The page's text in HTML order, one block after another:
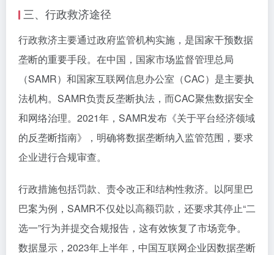
三、行政救济途径
行政救济主要通过政府监管机构实施，是国家干预数据
垄断的重要手段。在中国，国家市场监督管理总局
（SAMR）和国家互联网信息办公室（CAC）是主要执
法机构。SAMR负责反垄断执法，而CAC聚焦数据安全
和网络治理。2021年，SAMR发布《关于平台经济领域
的反垄断指南》，明确将数据垄断纳入监管范围，要求
企业进行合规审查。
行政措施包括罚款、责令改正和结构性救济。以阿里巴
巴案为例，SAMR不仅处以高额罚款，还要求其停止“二
选一”行为并提交合规报告，这有效恢复了市场竞争。
数据显示，2023年上半年，中国互联网企业因数据垄断